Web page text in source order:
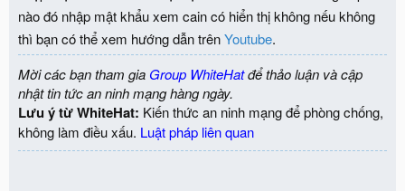
nào đó nhập mật khẩu xem cain có hiển thị không nếu không
thì bạn có thể xem hướng dẫn trênYoutube.
Mời các bạn tham gia Group WhiteHatđể thảo luận và cập
nhật tin tức an ninh mạng hàng ngày.
Lưu ý từ WhiteHat: Kiến thức an ninh mạng để phòng chống,
không làm điều xấu. Luật pháp liên quan